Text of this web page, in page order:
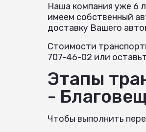
Наша компания уже 6
имеем собственный
доставку Вашего
Стоимости
707-46-02 или
Этапы
-
Чтобы выполнить